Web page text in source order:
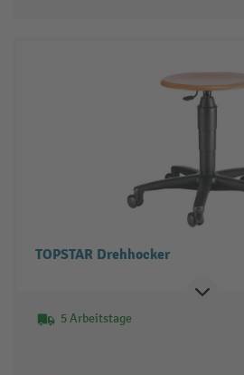
TOPSTAR Drehhocker
5 Arbeitstage